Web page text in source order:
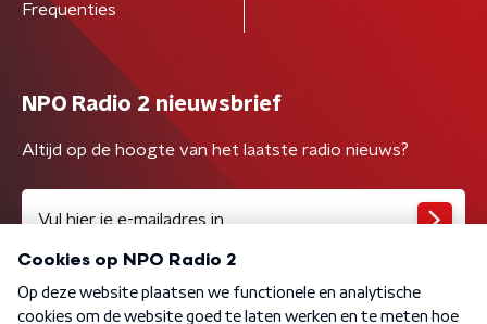
Frequenties
NPO Radio 2 nieuwsbrief
Altijd op de hoogte van het laatste radio nieuws?